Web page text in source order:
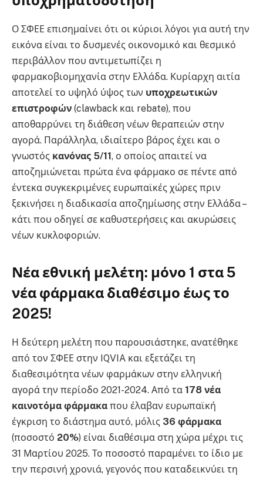
Ο ΣΦΕΕ επισημαίνει ότι οι κύριοι λόγοι για αυτή την
εικόνα είναι το δυσμενές οικονομικό και θεσμικό
περιβάλλον που αντιμετωπίζει η
φαρμακοβιομηχανία στην Ελλάδα. Κυρίαρχη αιτία
αποτελεί το υψηλό ύψος των υποχρεωτικών
επιστροφών (clawback και rebate), που
αποθαρρύνει τη διάθεση νέων θεραπειών στην
αγορά. Παράλληλα, ιδιαίτερο βάρος έχει και ο
γνωστός κανόνας 5/11, ο οποίος απαιτεί να
αποζημιώνεται πρώτα ένα φάρμακο σε πέντε από
έντεκα συγκεκριμένες ευρωπαϊκές χώρες πριν
ξεκινήσει η διαδικασία αποζημίωσης στην Ελλάδα –
κάτι που οδηγεί σε καθυστερήσεις και ακυρώσεις
νέων κυκλοφοριών.
Νέα εθνική μελέτη: μόνο 1 στα 5
νέα φάρμακα διαθέσιμο έως το
2025!
Η δεύτερη μελέτη που παρουσιάστηκε, ανατέθηκε
από τον ΣΦΕΕ στην IQVIA και εξετάζει τη
διαθεσιμότητα νέων φαρμάκων στην ελληνική
αγορά την περίοδο 2021-2024. Από τα 178 νέα
καινοτόμα φάρμακα που έλαβαν ευρωπαϊκή
έγκριση το διάστημα αυτό, μόλις 36 φάρμακα
(ποσοστό 20%) είναι διαθέσιμα στη χώρα μέχρι τις
31 Μαρτίου 2025. Το ποσοστό παραμένει το ίδιο με
την περσινή χρονιά, γεγονός που καταδεικνύει τη